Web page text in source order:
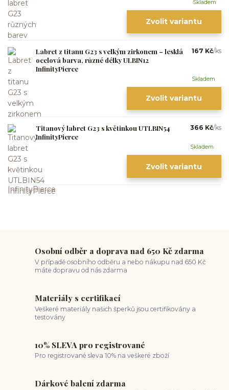
Skladem
Zvolit variantu
Labret z titanu G23 s velkým zirkonem – lesklá
ocelová barva, různé délky ULBIN12
InfinityPierce
167 Kč/ks
Skladem
Zvolit variantu
Titanový labret G23 s květinkou UTLBIN54
InfinityPierce
366 Kč/ks
Skladem
Zvolit variantu
Osobní odběr a doprava nad 650 Kč zdarma
V případě osobního odběru a nebo nákupu nad 650 Kč
máte dopravu od nás zdarma
Materiály s certifikací
Veškeré materiály našich šperků jsou certifikovány a
testovány
10% SLEVA pro registrované
Pro registrované sleva 10% na veškeré zboží
Dárkové balení zdarma